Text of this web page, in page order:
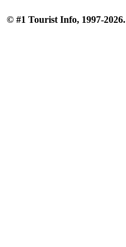
© #1 Tourist Info, 1997-2026.